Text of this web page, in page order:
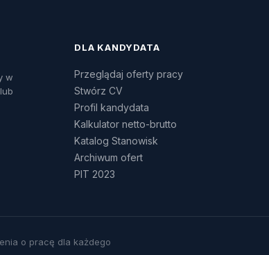
w
DLA KANDYDATA
Przeglądaj oferty pracy
Stwórz CV
Profil kandydata
Kalkulator netto-brutto
Katalog Stanowisk
Archiwum ofert
PIT 2023
o pracę dla każdego